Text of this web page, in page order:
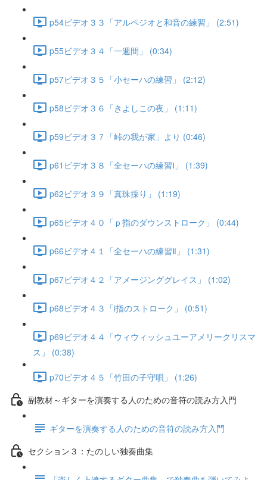
p54ビデオ３３「アルペジオと和音の練習」 (2:51)
p55ビデオ３４「一週間」 (0:34)
p57ビデオ３５「小セーハの練習」 (2:12)
p58ビデオ３６「きよしこの夜」 (1:11)
p59ビデオ３７「峠の我が家」より (0:46)
p61ビデオ３８「全セーハの練習Ⅰ」 (1:39)
p62ビデオ３９「真珠採り」 (1:19)
p65ビデオ４０「ｐ指のダウンストローク」 (0:44)
p66ビデオ４１「全セーハの練習Ⅱ」 (1:31)
p67ビデオ４２「アメージンググレイス」 (1:02)
p68ビデオ４３「i指のストローク」 (0:51)
p69ビデオ４４「ウィウィッシュユーアメリークリスマ
ス」 (0:38)
p70ビデオ４５「竹田の子守唄」 (1:26)
副教材～ギターを演奏する人のための音符の読み方入門
ギターを演奏する人のための音符の読み方入門
セクション３：たのしい独奏曲集